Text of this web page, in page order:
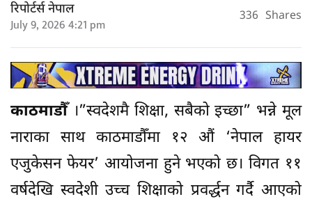
रिपोर्टर्स नेपाल
July 9, 2026 4:21 pm 336 Shares
काठमाडौँ ।”स्वदेशमै शिक्षा, सबैको इच्छा” भन्ने मूल
नाराका साथ काठमाडौँमा १२ औं ‘नेपाल हायर
एजुकेसन फेयर’ आयोजना हुने भएको छ। विगत ११
वर्षदेखि स्वदेशी उच्च शिक्षाको प्रवर्द्धन गर्दै आएको